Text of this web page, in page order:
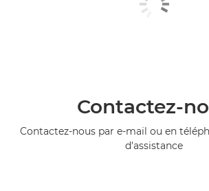
Contactez-
Contactez-nous par e-mail ou en
d'assistance